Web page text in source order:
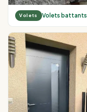
Volets Volets battants